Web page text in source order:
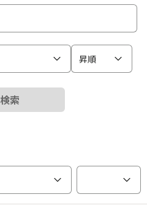
昇順
検索